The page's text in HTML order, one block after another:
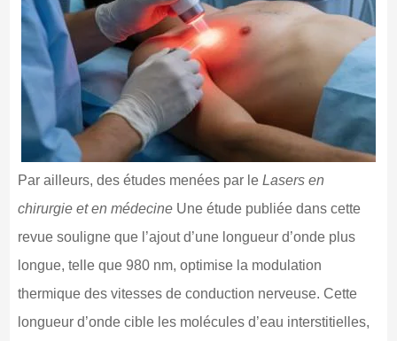
Par ailleurs, des études menées par le Lasers en
chirurgie et en médecineUne étude publiée dans cette
revue souligne que l’ajout d’une longueur d’onde plus
longue, telle que 980 nm, optimise la modulation
thermique des vitesses de conduction nerveuse. Cette
longueur d’onde cible les molécules d’eau interstitielles,